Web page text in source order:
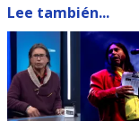
Lee también...